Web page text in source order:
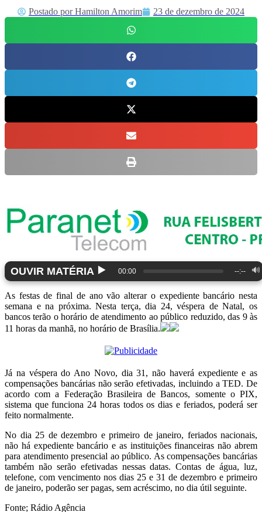
Postado porHamilton Amorim 23 de dezembro de 2024
OUVIR MATÉRIA ▶️ 00:00 --:-- 🔊
As festas de final de ano vão alterar o expediente bancário nesta
semana e na próxima. Nesta terça, dia 24, véspera de Natal, os
bancos terão o horário de atendimento ao público reduzido, das 9 às
11 horas da manhã, no horário de Brasília.
Já na véspera do Ano Novo, dia 31, não haverá expediente e as
compensações bancárias não serão efetivadas, incluindo a TED. De
acordo com a Federação Brasileira de Bancos, somente o PIX,
sistema que funciona 24 horas todos os dias e feriados, poderá ser
feito normalmente.
No dia 25 de dezembro e primeiro de janeiro, feriados nacionais,
não há expediente bancário e as instituições financeiras não abrem
para atendimento presencial ao público. As compensações bancárias
também não serão efetivadas nessas datas. Contas de água, luz,
telefone, com vencimento nos dias 25 e 31 de dezembro e primeiro
de janeiro, poderão ser pagas, sem acréscimo, no dia útil seguinte.
Fonte; Rádio Agência